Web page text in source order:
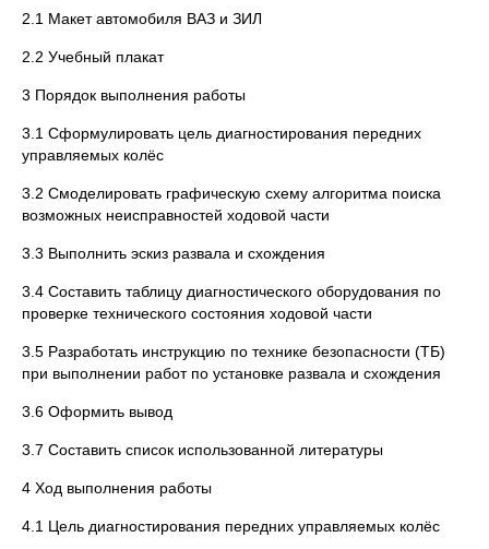
2.1 Макет автомобиля ВАЗ и ЗИЛ
2.2 Учебный плакат
3 Порядок выполнения работы
3.1 Сформулировать цель диагностирования передних
управляемых колёс
3.2 Смоделировать графическую схему алгоритма поиска
возможных неисправностей ходовой части
3.3 Выполнить эскиз развала и схождения
3.4 Составить таблицу диагностического оборудования по
проверке технического состояния ходовой части
3.5 Разработать инструкцию по технике безопасности (ТБ)
при выполнении работ по установке развала и схождения
3.6 Оформить вывод
3.7 Составить список использованной литературы
4 Ход выполнения работы
4.1 Цель диагностирования передних управляемых колёс